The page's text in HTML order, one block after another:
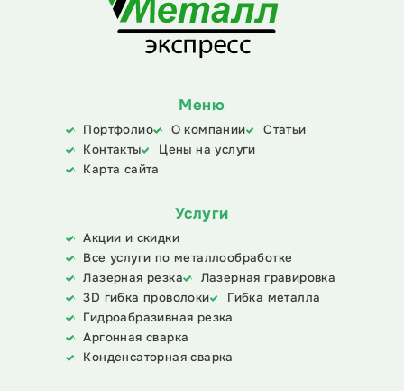
Меню
Портфолио О компании
Статьи
Контакты
Цены на услуги
Карта сайта
Услуги
Акции и скидки
Все услуги по металлообработке
Лазерная резка
Лазерная гравировка
3D гибка проволоки
Гибка металла
Гидроабразивная резка
Аргонная сварка
Конденсаторная сварка